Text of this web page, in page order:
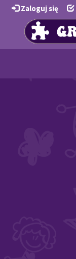
Zaloguj się